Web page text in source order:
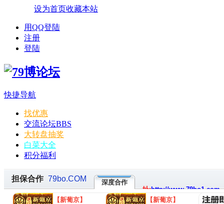
设为首页收藏本站
用QQ登陆
注册
登陆
快捷导航
找优惠
交流论坛BBS
大转盘抽奖
白菜大全
积分福利